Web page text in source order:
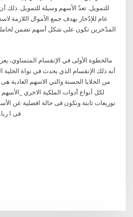
للتمويل. تعدّ الأسهم وسيلة للتمويل. ذلك
عام للإدّخار بهدف جمع الأموال اللازمة
المدّخرين تكون على شكل أسهم تضمن
مالخطوة الأولى في الإنقسام المتساوي،
أنه ذلك الإنقسام الذي يحدث في نواة الخلية
من الخلايا الحسنة والتي الاسهم العادية
لكل أنواع أدوات الملكية الاخري
توزيعات ثابتة وتكون فى حالة افضلية عن
فى ا